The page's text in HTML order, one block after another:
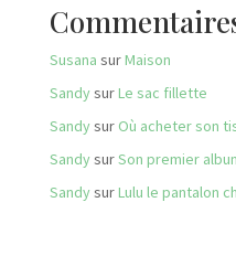
Susana surMaison
SandysurLe sac fillette
Sandysur Où acheter son
SandysurSon premier
SandysurLulu le pantalon